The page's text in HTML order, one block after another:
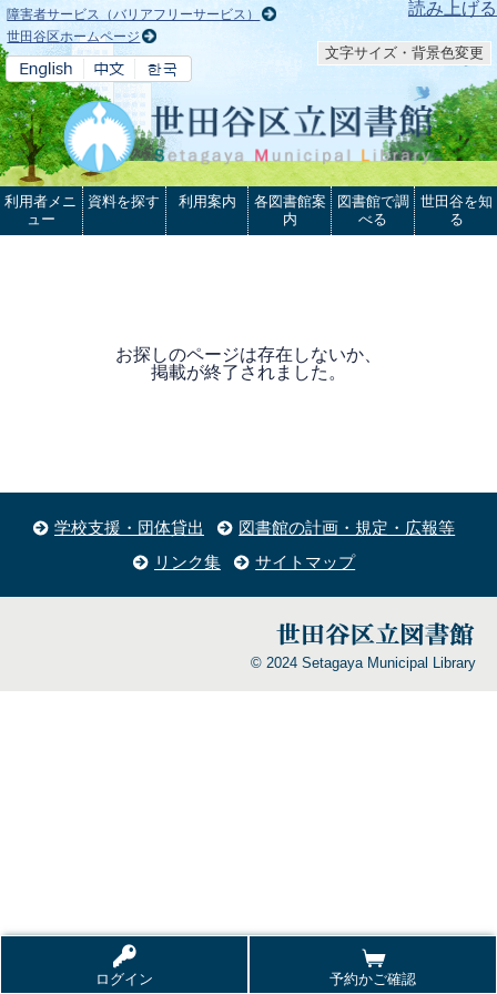
本文へ 読み上げる
障害者サービス（バリアフリーサービス）
世田谷区ホームページ
文字サイズ・背景色変更
ログイン 予約かご確認
利用者メニ
ュー
資料を探す 利用案内
各図書館案
内
図書館で調
べる
世田谷を知
る
お探しのページは存在しないか、
掲載が終了されました。
学校支援・団体貸出
図書館の計画・規定・広報等
リンク集
サイトマップ
© 2024 Setagaya Municipal Library